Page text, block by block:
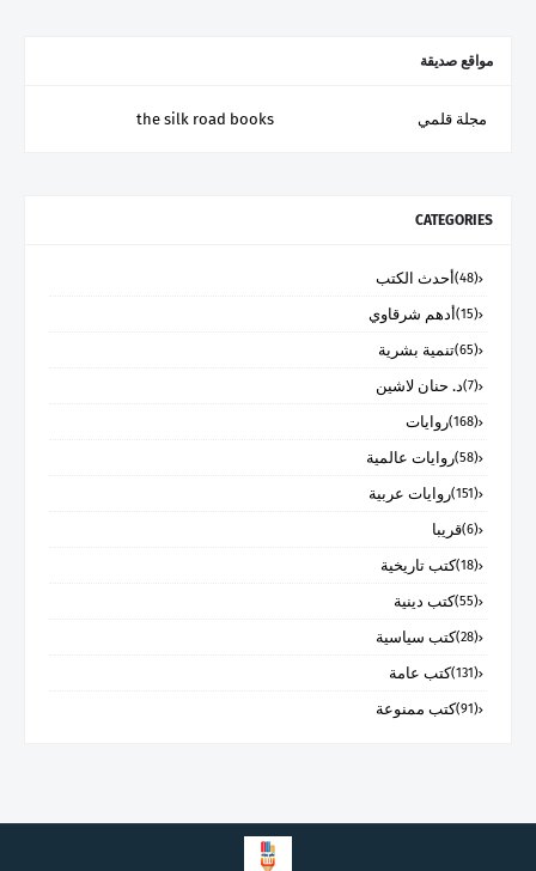
مواقع صديقة
مجلة قلمي the silk road books
CATEGORIES
أحدث الكتب (48)
أدهم شرقاوي (15)
تنمية بشرية (65)
د. حنان لاشين (7)
روايات (168)
روايات عالمية (58)
روايات عربية (151)
قريبا (6)
كتب تاريخية (18)
كتب دينية (55)
كتب سياسية (28)
كتب عامة (131)
كتب ممنوعة (91)